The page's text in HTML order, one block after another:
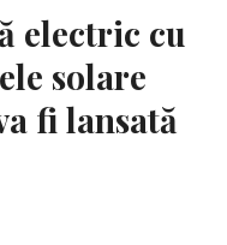
electric cu
solare
fi lansată